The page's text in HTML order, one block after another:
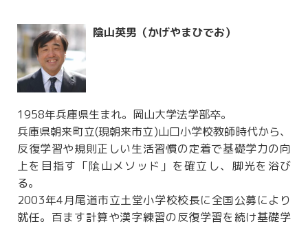
陰山英男（かげやまひでお）
1958年兵庫県生まれ。岡山大学法学部卒。
兵庫県朝来町立(現朝来市立)山口小学校教師時代から、
反復学習や規則正しい生活習慣の定着で基礎学力の向
上を目指す「隂山メソッド」を確立し、脚光を浴び
る。
2003年4月尾道市立土堂小学校校長に全国公募により
就任。百ます計算や漢字練習の反復学習を続け基礎学